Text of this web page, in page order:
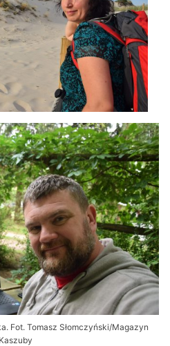
Fot. Tomasz Słomczyński/Magazyn
Kaszuby